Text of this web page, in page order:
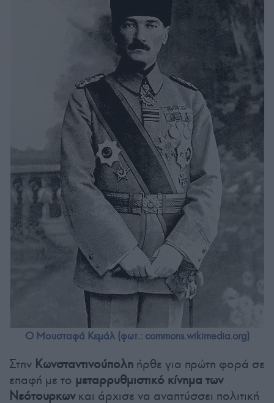
Ο Μουσταφά Κεμάλ (φωτ.: commons.wikimedia.org)
Στην Κωνσταντινούπολη ήρθε για πρώτη φορά σε
επαφή με το μεταρρυθμιστικό κίνημα των
Νεότουρκωνκαι άρχισε να αναπτύσσει πολιτική